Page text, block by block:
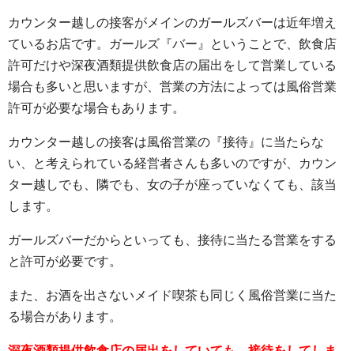
カウンター越しの接客がメインのガールズバーは近年増え
ているお店です。ガールズ『バー』ということで、飲食店
許可だけや深夜酒類提供飲食店の届出をして営業している
場合も多いと思いますが、営業の方法によっては風俗営業
許可が必要な場合もあります。
カウンター越しの接客は風俗営業の『接待』に当たらな
い、と考えられている経営者さんも多いのですが、カウン
ター越しでも、隣でも、女の子が座っていなくても、該当
します。
ガールズバーだからといっても、接待に当たる営業をする
と許可が必要です。
また、お酒を出さないメイド喫茶も同じく風俗営業に当た
る場合があります。